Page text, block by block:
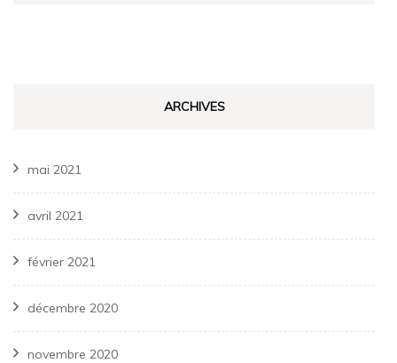
ARCHIVES
mai 2021
avril 2021
février 2021
décembre 2020
novembre 2020